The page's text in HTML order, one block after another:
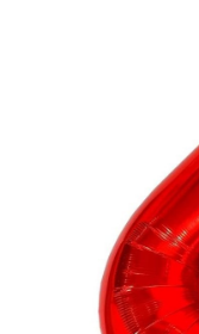
Genti Termoizolante
Organizatoare si
Organizatoare si
Pahare, Sticle si Cani
Ustensile pentru